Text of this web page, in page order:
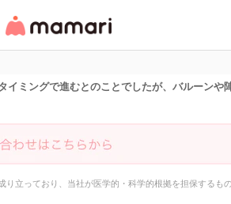
リ・情報サイト
ミングで進むとのことでしたが、バルーンや
立っており、当社が医学的・科学的根拠を担保するも